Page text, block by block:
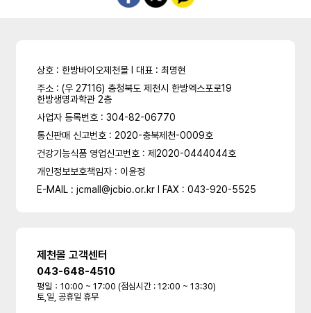
상호 : 한방바이오제천몰 l 대표 : 최명현
주소 : (우 27116) 충청북도 제천시 한방엑스포로19
한방생명과학관 2층
사업자 등록번호 : 304-82-06770
통신판매 신고번호 : 2020-충북제천-0009호
건강기능식품 영업신고번호 : 제2020-0444044호
개인정보보호책임자 : 이윤정
E-MAIL : jcmall@jcbio.or.kr l FAX : 043-920-5525
제천몰 고객센터
043-648-4510
평일：10:00 ~ 17:00 (점심시간 : 12:00 ~ 13:30)
토,일, 공휴일 휴무